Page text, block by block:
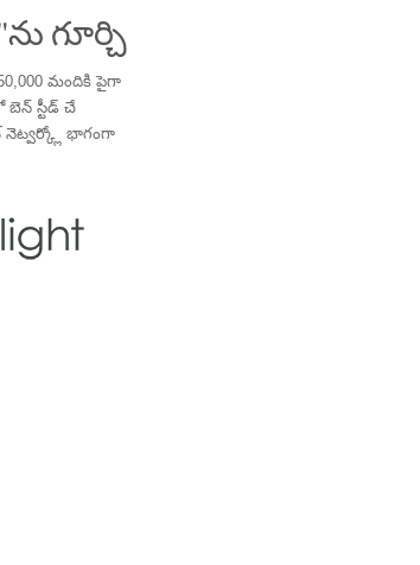
గూర్చి
మందికి పైగా
బెన్ స్టీడ్ చే
నెట్వర్క్లో భాగంగా